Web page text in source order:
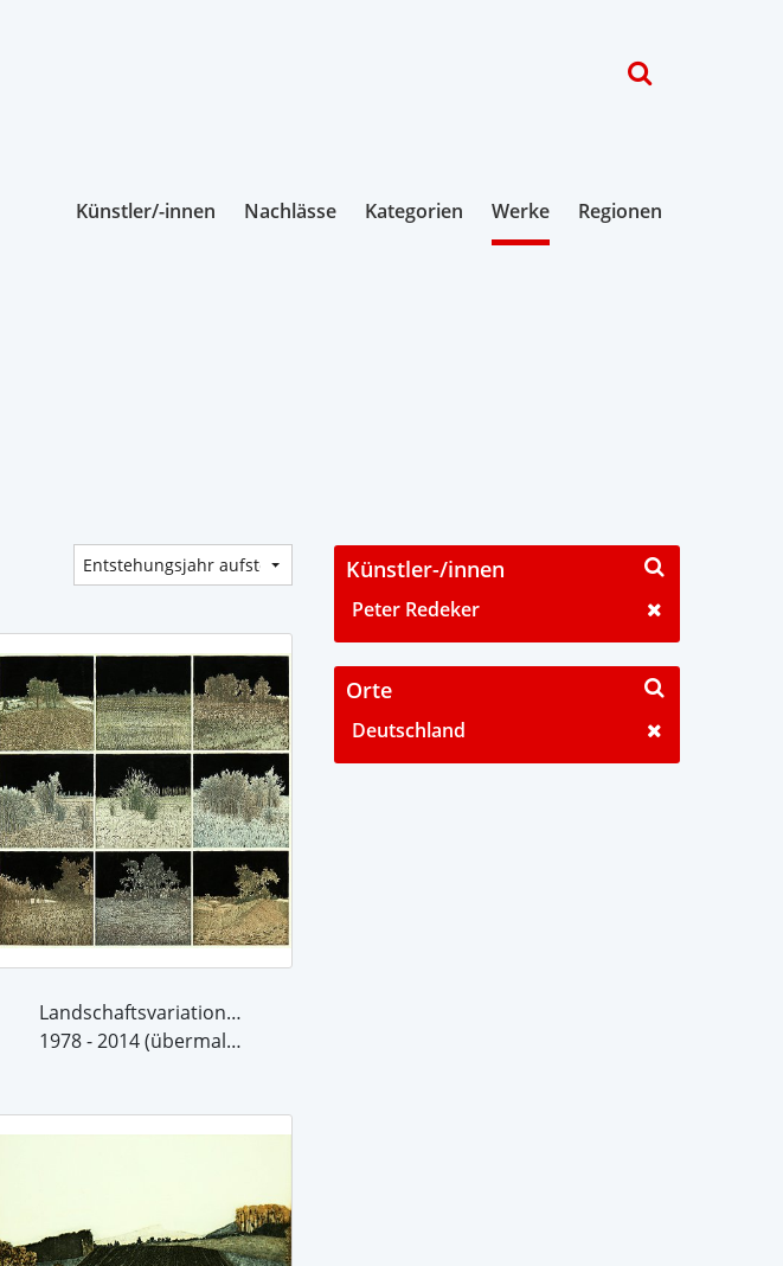
Künstler/-innen Nachlässe Kategorien Werke Regionen
Landschaftsvariationen 78 III
1978 - 2014 (übermalt 2014)
Künstler-/innen
Peter Redeker
Orte
Deutschland